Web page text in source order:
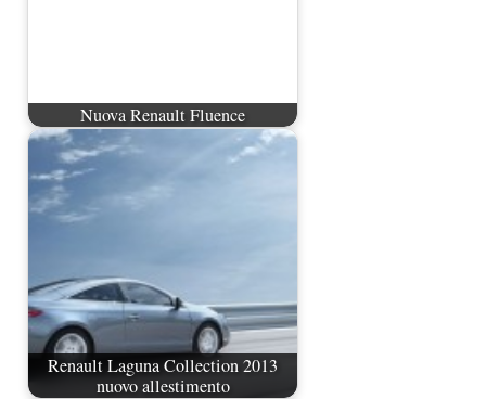
Nuova Renault Fluence
Renault Laguna Collection 2013
nuovo allestimento